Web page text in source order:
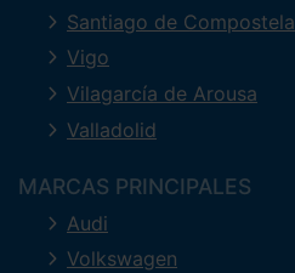
Santiago de Compostela
Vigo
Vilagarcía de Arousa
Valladolid
MARCAS PRINCIPALES
Audi
Volkswagen